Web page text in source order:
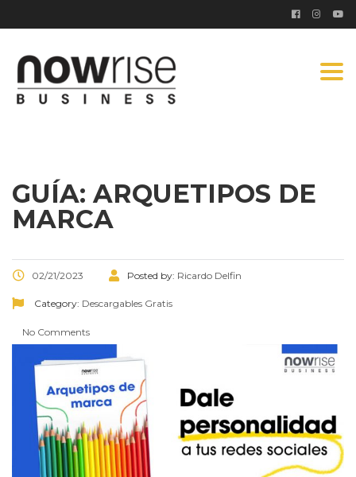
GUÍA: ARQUETIPOS DE
MARCA
02/21/2023 Posted by: Ricardo Delfin
Category: Descargables Gratis
No Comments